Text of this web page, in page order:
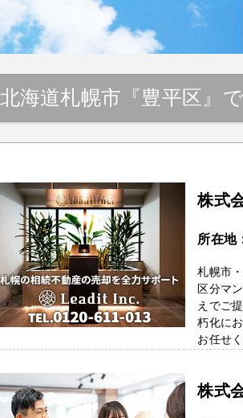
北海道札幌市『豊平区』
株式
所在地
札幌市
区分マ
えでご
朽化に
お任せ
株式